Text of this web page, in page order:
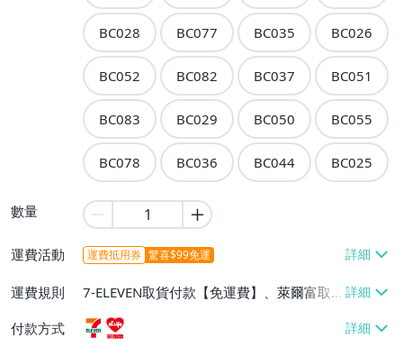
BC028 BC077 BC035 BC026
BC052 BC082 BC037 BC051
BC083 BC029 BC050 BC055
BC078 BC036 BC044 BC025
數量
運費活動 運費抵用券 驚喜$99免運
運費規則
7-ELEVEN取貨付款【免運費】、萊爾富取
貨付款【免運費】
付款方式